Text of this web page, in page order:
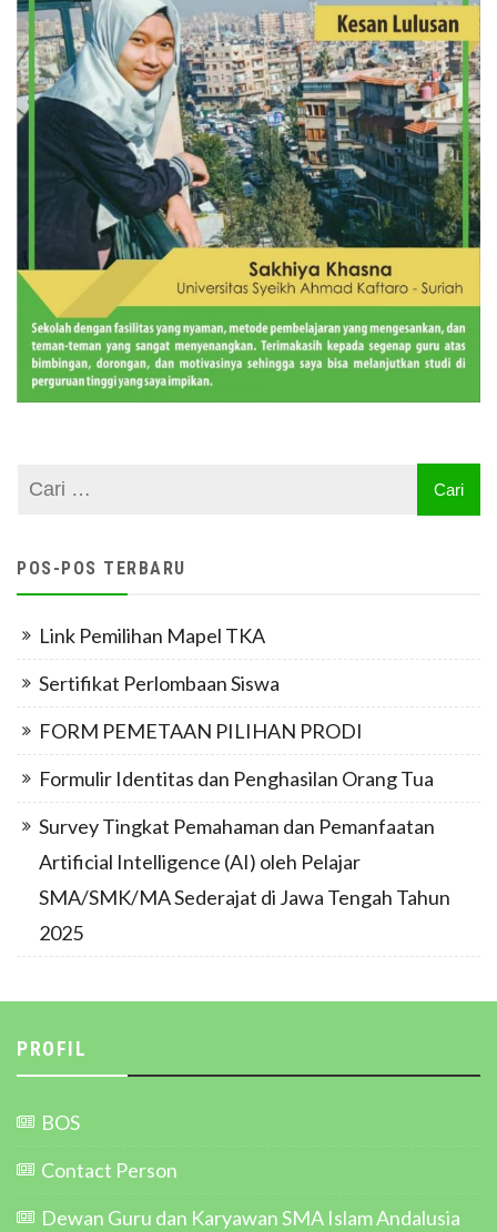
POS-POS TERBARU
Link Pemilihan Mapel TKA
Sertifikat Perlombaan Siswa
FORM PEMETAAN PILIHAN PRODI
Formulir Identitas dan Penghasilan Orang Tua
Survey Tingkat Pemahaman dan Pemanfaatan
Artificial Intelligence (AI) oleh Pelajar
SMA/SMK/MA Sederajat di Jawa Tengah Tahun
2025
PROFIL
BOS
Contact Person
Dewan Guru dan Karyawan SMA Islam Andalusia